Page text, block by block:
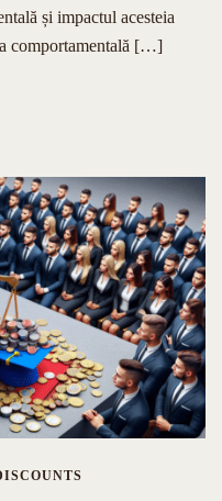
și impactul acesteia
comportamentală […]